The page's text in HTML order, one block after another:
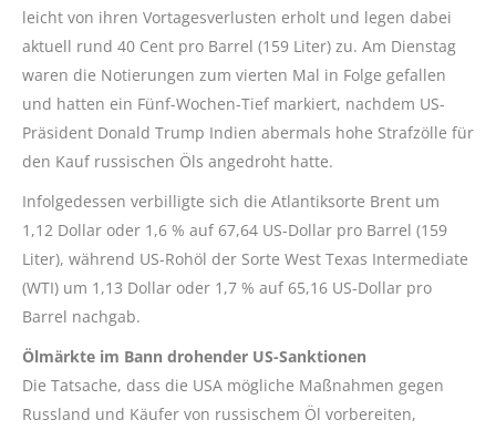
leicht von ihren Vortagesverlusten erholt und legen dabei
aktuell rund 40 Cent pro Barrel (159 Liter) zu. Am Dienstag
waren die Notierungen zum vierten Mal in Folge gefallen
und hatten ein Fünf-Wochen-Tief markiert, nachdem US-
Präsident Donald Trump Indien abermals hohe Strafzölle für
den Kauf russischen Öls angedroht hatte.
Infolgedessen verbilligte sich die Atlantiksorte Brent um
1,12 Dollar oder 1,6 % auf 67,64 US-Dollar pro Barrel (159
Liter), während US-Rohöl der Sorte West Texas Intermediate
(WTI) um 1,13 Dollar oder 1,7 % auf 65,16 US-Dollar pro
Barrel nachgab.
Ölmärkte im Bann drohender US-Sanktionen
Die Tatsache, dass die USA mögliche Maßnahmen gegen
Russland und Käufer von russischem Öl vorbereiten,